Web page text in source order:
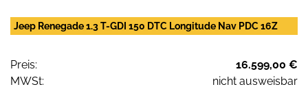
Jeep Renegade 1.3 T-GDI 150 DTC Longitude Nav PDC 16Z
Preis:
16.599,00 €
MWSt:
nicht ausweisbar